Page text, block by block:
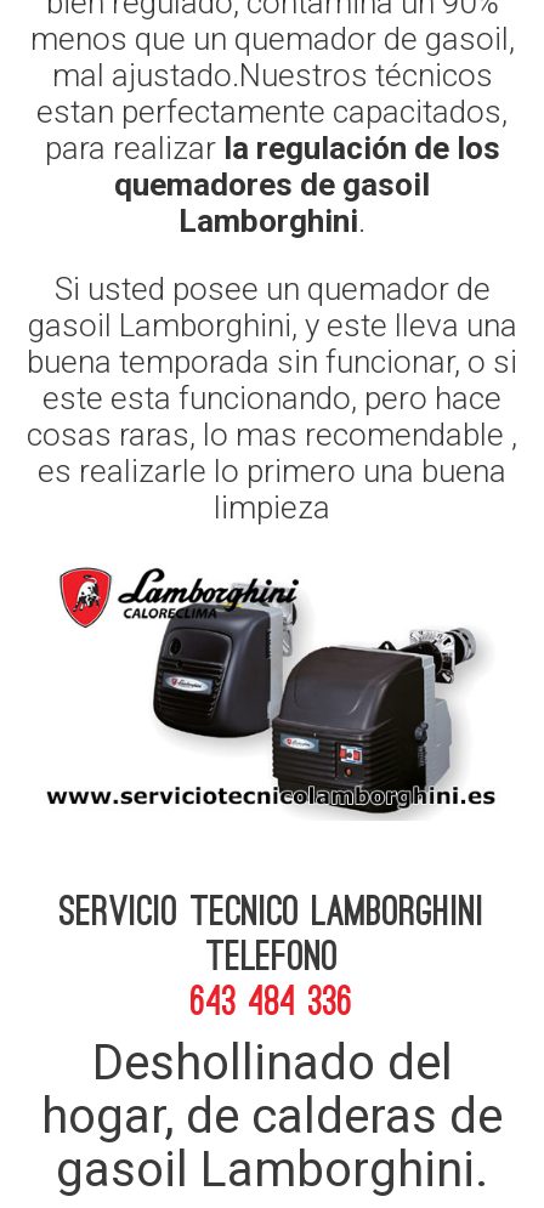
menos que un quemador de gasoil,
mal ajustado.Nuestros técnicos
estan perfectamente capacitados,
para realizar la regulación de los
quemadores de gasoil
Lamborghini.
Si usted posee un quemador de
gasoil Lamborghini, y este lleva una
buena temporada sin funcionar, o si
este esta funcionando, pero hace
cosas raras, lo mas recomendable ,
es realizarle lo primero una buena
limpieza
Servicio Tecnico Lamborghini
telefono
643 484 336
Deshollinado del
hogar, de calderas de
gasoil Lamborghini.